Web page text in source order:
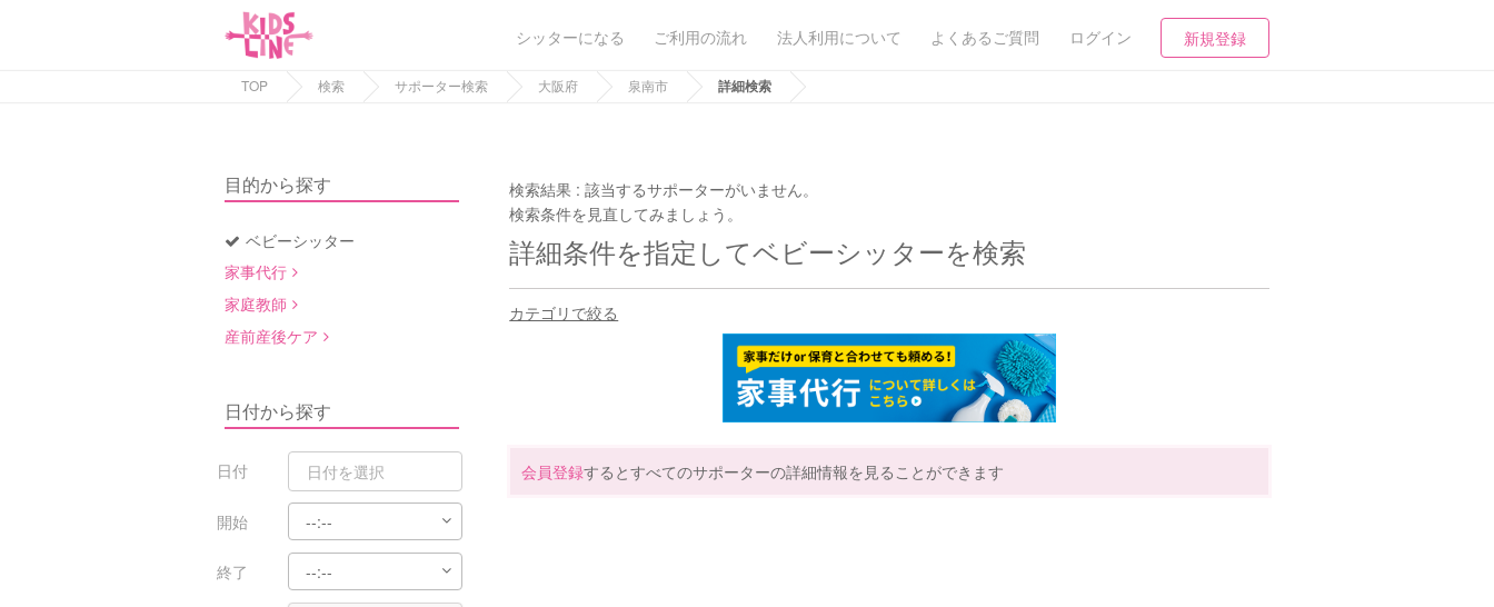
シッターになる ご利用の流れ 法人利用について よくあるご質問 ログイン 新規登録
TOP 検索 サポーター検索 大阪府 泉南市 詳細検索
目的から探す
ベビーシッター
家事代行
家庭教師
産前産後ケア
日付から探す
日付
開始
終了
検索結果 :該当するサポーターがいません。
検索条件を見直してみましょう。
詳細条件を指定してベビーシッターを検索
カテゴリで絞る
会員登録するとすべてのサポーターの詳細情報を見ることができます